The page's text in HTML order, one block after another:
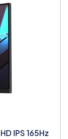
IPS 165Hz